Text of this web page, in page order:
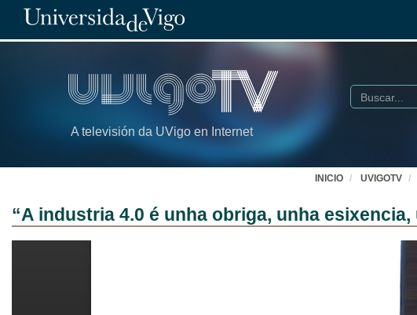
A televisión da UVigo en Internet
Buscar
INICIO UVIGOTV
“A industria 4.0 é unha obriga, unha